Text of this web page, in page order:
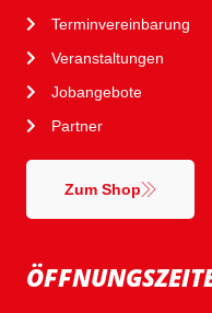
Terminvereinbarung
Veranstaltungen
Jobangebote
Partner
Zum Shop